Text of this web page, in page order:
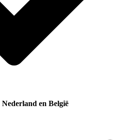
Nederland en België